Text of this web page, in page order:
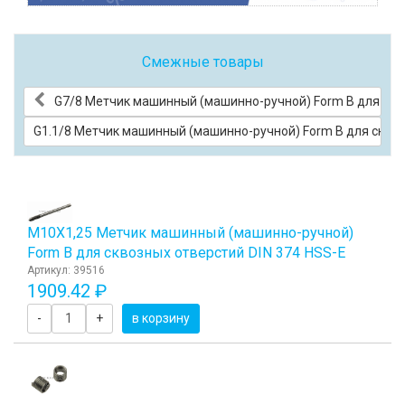
Смежные товары
G7/8 Метчик машинный (машинно-ручной) Form B для
G1.1/8 Метчик машинный (машинно-ручной) Form B для
М10Х1,25 Метчик машинный (машинно-ручной)
Form B для сквозных отверстий DIN 374 HSS-E
Артикул: 39516
1909.42 ₽
- + в корзину